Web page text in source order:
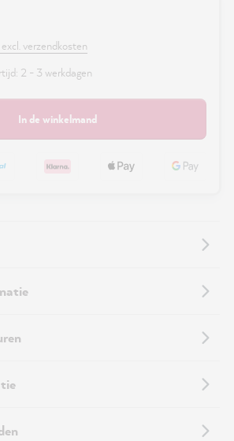
verzendkosten
2 - 3 werkdagen
In de winkelmand